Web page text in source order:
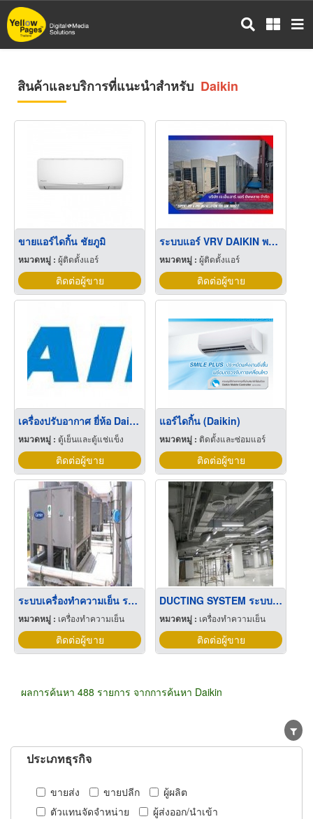
ข้าม
ไป
สินค้าและบริการที่แนะนำสำหรับ Daikin
ขายแอร์ไดกิ้น ชัยภูมิ
หมวดหมู่ : ผู้ติดตั้งแอร์
ติดต่อผู้ขาย
ระบบแอร์ VRV DAIKIN พร้อมติดตั้ง
หมวดหมู่ :ผู้ติดตั้งแอร์
ติดต่อผู้ขาย
เครื่องปรับอากาศ ยี่ห้อ Daikin
หมวดหมู่ : ตู้เย็นและตู้แช่แข็ง
ติดต่อผู้ขาย
แอร์ไดกิ้น (Daikin)
หมวดหมู่ : ติดตั้งและซ่อมแอร์
ติดต่อผู้ขาย
ระบบเครื่องทำความเย็น ระบบปรับอากาศ แอร์ CHILLER SYSTEM
หมวดหมู่ : เครื่องทำความเย็น
ติดต่อผู้ขาย
DUCTING SYSTEM ระบบท่อลม ออกแบบระบบปรับอากาศ
หมวดหมู่ : เครื่องทำความเย็น
ติดต่อผู้ขาย
ผลการค้นหา 488 รายการ จากการค้นหา Daikin
ประเภทธุรกิจ
ขายส่ง ขายปลีก
ผู้ผลิต
ตัวแทนจัดจำหน่าย
ผู้ส่งออก/นำเข้า